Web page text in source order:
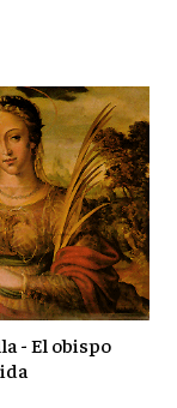
- El obispo